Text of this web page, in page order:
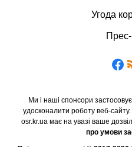
Угода
Прес-
Ми і наші спонсори
удосконалити роботу веб-
osr.kr.ua має на увазі ваше
про умови